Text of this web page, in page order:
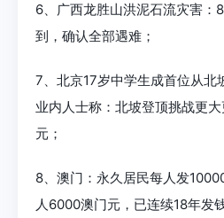
6、广西龙胜山洪泥石流灾害：
到，确认全部遇难；
7、北京17岁中学生成首位从北
业内人士称：北坡登顶挑战更
元；
8、澳门：永久居民每人发
人6000澳门元，已连续18年发